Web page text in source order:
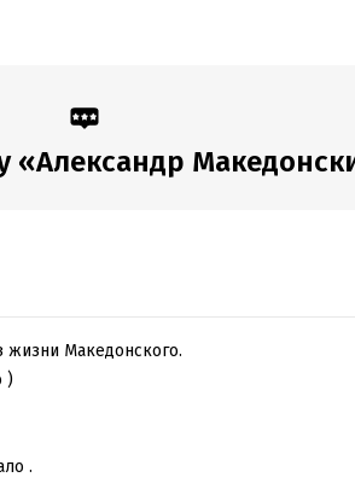
«Александр
жизни Македонского.
)
.